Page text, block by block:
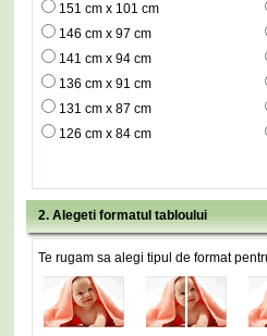
151 cm x 101 cm
146 cm x 97 cm
141 cm x 94 cm
136 cm x 91 cm
131 cm x 87 cm
126 cm x 84 cm
2. Alegeti formatul tabloului
Te rugam sa alegi tipul de format